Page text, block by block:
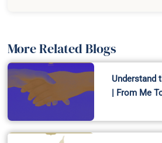
More Related Blogs
Understand
| From Me